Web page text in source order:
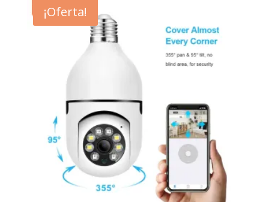
¡Oferta!